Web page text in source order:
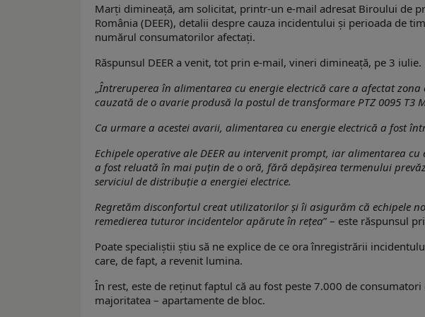
Marți dimineață, am solicitat, printr-un e-mail adresat Biroului de
România (DEER), detalii despre cauza incidentului și perioada de
numărul consumatorilor afectați.
Răspunsul DEER a venit, tot prin e-mail, vineri dimineață, pe 3 iulie.
Întreruperea în alimentarea cu energie electrică care a afectat
cauzată de o avarie produsă la postul de transformare PTZ 0095 T3
Ca urmare a acestei avarii, alimentarea cu energie electrică a fost
Echipele operative ale DEER au intervenit prompt, iar alimentarea
a fost reluată în mai puțin de o oră, fără depășirea termenului
serviciul de distribuție a energiei electrice.
Regretăm disconfortul creat utilizatorilor și îi asigurăm că echipele
remedierea tuturor incidentelor apărute în rețea” – este răspunsul
Poate specialiștii știu să ne explice de ce ora înregistrării
care, de fapt, a revenit lumina.
În rest, este de reținut faptul că au fost peste 7.000 de
majoritatea – apartamente de bloc.